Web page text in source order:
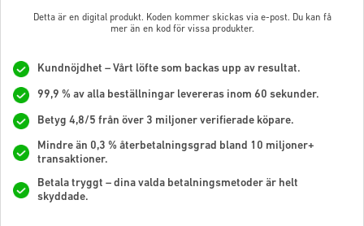
Detta är en digital produkt. Koden kommer skickas via e-post. Du kan få
mer än en kod för vissa produkter.
Kundnöjdhet – Vårt löfte som backas upp av resultat.
99,9 % av alla beställningar levereras inom 60 sekunder.
Betyg 4,8/5 från över 3 miljoner verifierade köpare.
Mindre än 0,3 % återbetalningsgrad bland 10 miljoner+
transaktioner.
Betala tryggt – dina valda betalningsmetoder är helt
skyddade.